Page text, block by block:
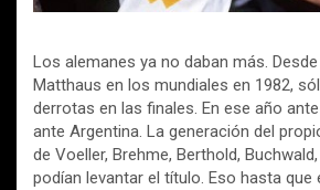
Los alemanes ya no daban más.
Matthaus en los mundiales en 1982,
derrotas en las finales. En ese año
ante Argentina. La generación del
de Voeller, Brehme, Berthold,
podían levantar el título. Eso hasta que